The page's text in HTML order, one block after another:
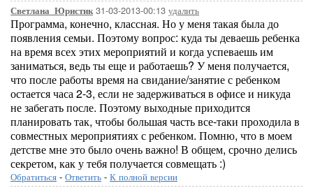
Светлана_Юристик31-03-2013-00:13 удалить
Программа, конечно, классная. Но у меня такая была до
появления семьи. Поэтому вопрос: куда ты деваешь ребенка
на время всех этих мероприятий и когда успеваешь им
заниматься, ведь ты еще и работаешь? У меня получается,
что после работы время на свидание/занятие с ребенком
остается часа 2-3, если не задерживаться в офисе и никуда
не забегать после. Поэтому выходные приходится
планировать так, чтобы большая часть все-таки проходила в
совместных мероприятиях с ребенком. Помню, что в моем
детстве мне это было очень важно! В общем, срочно делись
секретом, как у тебя получается совмещать :)
Обратиться - Ответить - К полной версии